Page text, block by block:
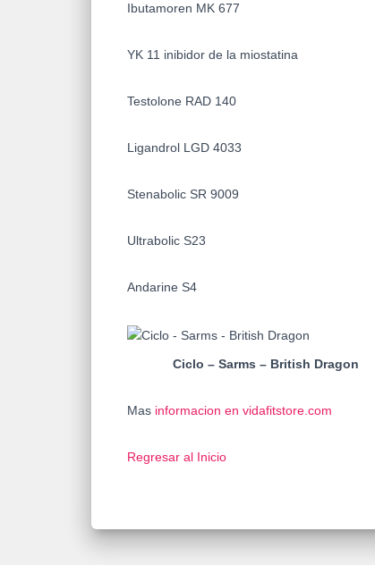
Ibutamoren MK 677
YK 11 inibidor de la miostatina
Testolone RAD 140
Ligandrol LGD 4033
Stenabolic SR 9009
Ultrabolic S23
Andarine S4
Ciclo – Sarms – British Dragon
Mas informacion en vidafitstore.com
Regresar al Inicio